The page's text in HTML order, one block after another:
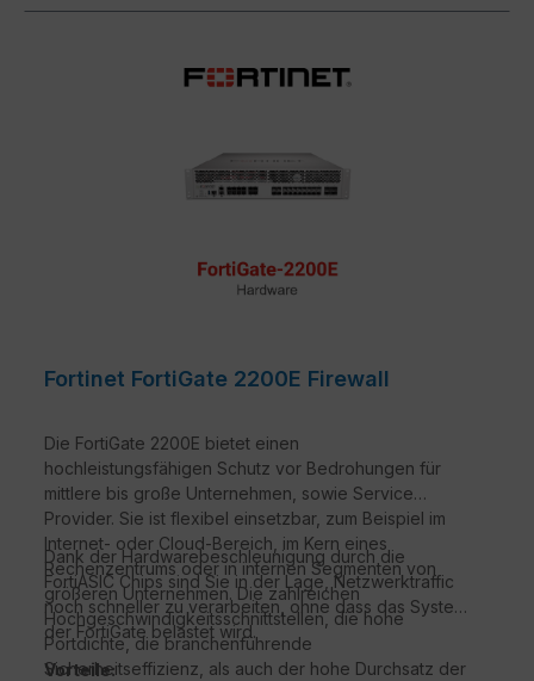
Fortinet FortiGate 2200E Firewall
Die FortiGate 2200E bietet einen
hochleistungsfähigen Schutz vor Bedrohungen für
mittlere bis große Unternehmen, sowie Service
Provider. Sie ist flexibel einsetzbar, zum Beispiel im
Internet- oder Cloud-Bereich, im Kern eines
Rechenzentrums oder in internen Segmenten von
größeren Unternehmen. Die zahlreichen
Hochgeschwindigkeitsschnittstellen, die hohe
Portdichte, die branchenführende
Sicherheitseffizienz, als auch der hohe Durchsatz der
Dank der Hardwarebeschleunigung durch die
FortiASIC Chips sind Sie in der Lage, Netzwerktraffic
noch schneller zu verarbeiten, ohne dass das System
der FortiGate belastet wird.
Vorteile: